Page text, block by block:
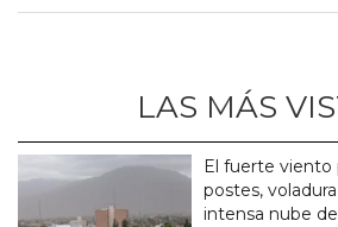
LAS MÁS
El fuerte viento
postes,
intensa nube